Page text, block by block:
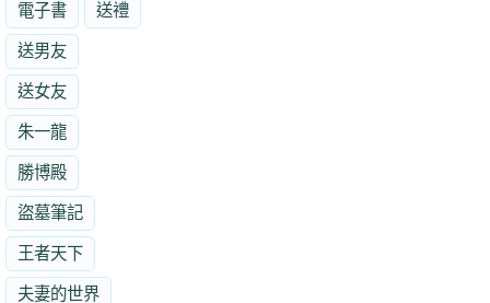
電子書 送禮
送男友
送女友
朱一龍
勝博殿
盜墓筆記
王者天下
夫妻的世界